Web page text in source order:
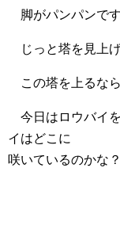
脚がパンパンです
じっと塔を見上げ
この塔を上るなら
今日はロウバイ
イはどこに
咲いているのかな？